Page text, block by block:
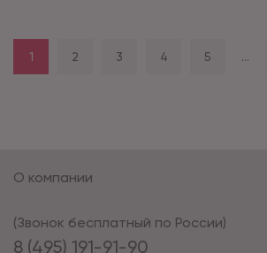
1 2 3 4 5 ...
8 (495) 191-91-90
(Звонок бесплатный по России)
О компании